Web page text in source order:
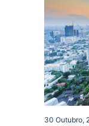
30 Outubro,